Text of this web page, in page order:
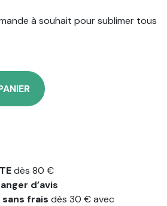
à souhait pour sublimer tous
dès 80 €
d’avis
sans fraisdès 30 € avec